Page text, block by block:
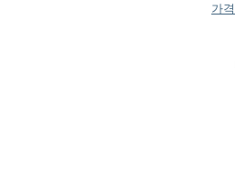
가격